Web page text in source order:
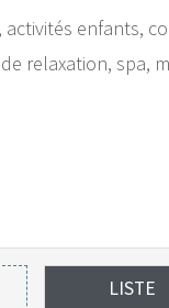
enfants,
relaxation, spa,
LISTE